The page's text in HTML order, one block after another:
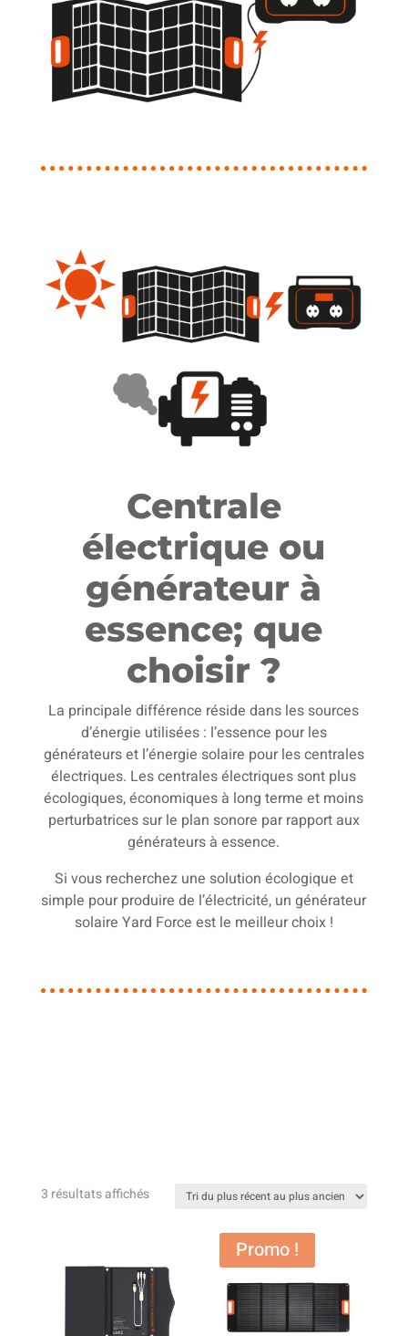
Centrale
électrique ou
générateur à
essence; que
choisir ?
La principale différence réside dans les sources
d’énergie utilisées : l’essence pour les
générateurs et l’énergie solaire pour les centrales
électriques. Les centrales électriques sont plus
écologiques, économiques à long terme et moins
perturbatrices sur le plan sonore par rapport aux
générateurs à essence.
Si vous recherchez une solution écologique et
simple pour produire de l’électricité, un générateur
solaire Yard Force est le meilleur choix !
3 résultats affichésTrié
au
plus
ancien
Promo !